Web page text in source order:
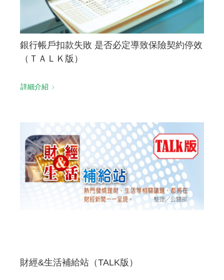
銀行帳戶扣款失敗 是否必定導致保險契約停效
（ＴＡＬＫ版）
詳細介紹
財經&生活補給站（TALK版）